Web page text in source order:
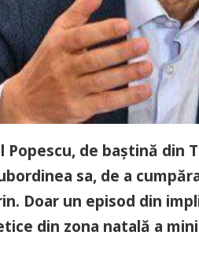
Popescu, de baștină din
sa, de a
Doar un episod din
din zona natală a